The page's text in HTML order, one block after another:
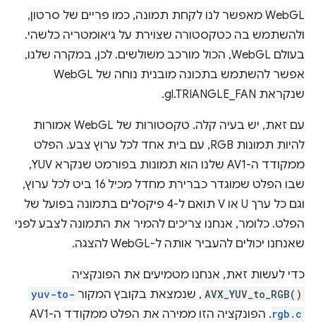
WebGL מאפשר לנו לקחת תמונה, כמו פריים של סרטון,
ולהשתמש בה כטקסטורה שצוירת על גיאומטריה כלשהי.
בעולם WebGL, הכול מורכב משולשים. לכן, במקרה שלנו,
אפשר להשתמש בתכונה מובנית נוחה של WebGL
שנקראת gl.TRIANGLE_FAN.
עם זאת, יש בעיה קלה. טקסטורות של WebGL אמורות
להיות תמונות RGB, עם בית אחד לכל ערוץ צבע. הפלט
ממקודד ה-AV1 שלנו הוא תמונות בפורמט שנקרא YUV,
שבו הפלט שמוגדר כברירת מחדל מכיל 16 ביט לכל ערוץ,
וגם כל ערך U או V תואם ל-4 פיקסלים בתמונה בפועל של
הפלט. כלומר, אנחנו צריכים להמיר את התמונה לצבע לפני
שאנחנו יכולים להעביר אותה ל-WebGL להצגה.
כדי לעשות זאת, אנחנו מטמיעים את הפונקציה
AVX_YUV_to_RGB() , שנמצאת בקובץ המקור yuv-to-
rgb.c
. הפונקציה הזו ממירה את הפלט ממקודד ה-AV1